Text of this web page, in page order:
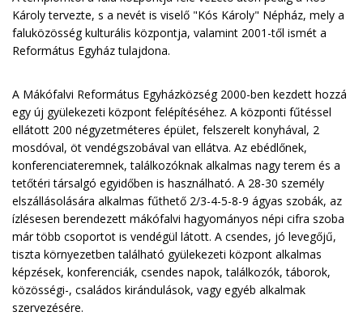
Károly tervezte, s a nevét is viselő "Kós Károly" Népház, mely a
faluközösség kulturális központja, valamint 2001-től ismét a
Református Egyház tulajdona.
A Mákófalvi Református Egyházközség 2000-ben kezdett hozzá
egy új gyülekezeti központ felépítéséhez. A központi fűtéssel
ellátott 200 négyzetméteres épület, felszerelt konyhával, 2
mosdóval, öt vendégszobával van ellátva. Az ebédlőnek,
konferenciateremnek, találkozóknak alkalmas nagy terem és a
tetőtéri társalgó egyidőben is használható. A 28-30 személy
elszállásolására alkalmas fűthető 2/3-4-5-8-9 ágyas szobák, az
ízlésesen berendezett mákófalvi hagyományos népi cifra szoba
már több csoportot is vendégül látott. A csendes, jó levegőjű,
tiszta környezetben található gyülekezeti központ alkalmas
képzések, konferenciák, csendes napok, találkozók, táborok,
közösségi-, családos kirándulások, vagy egyéb alkalmak
szervezésére.